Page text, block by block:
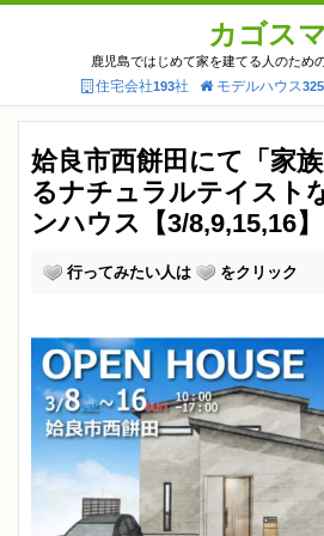
カゴスマ
鹿児島ではじめて家を建てる人のため
住宅会社193社 モデルハウス325
姶良市西餅田にて「家
るナチュラルテイスト
ンハウス【3/8,9,15,16】
行ってみたい人は をクリック